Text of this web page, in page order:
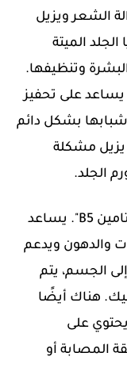
الشعر ويزيل
الجلد الميتة
وتنظيفها.
على تحفيز
شبابها بشكل دائم
مشكلة
الجلد.
البانثينول هو عنصر غذائي يسمى «فيتامين B5". يساعد
والدهون ويدعم
الجسم، يتم
هناك أيضًا
على
المصابة أو